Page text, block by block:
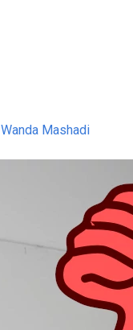
Mashadi